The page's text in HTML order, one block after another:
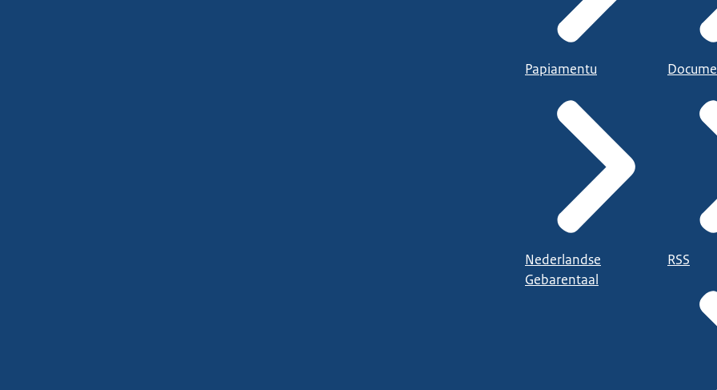
Papiamentu
Nederlandse
Gebarentaal
RSS